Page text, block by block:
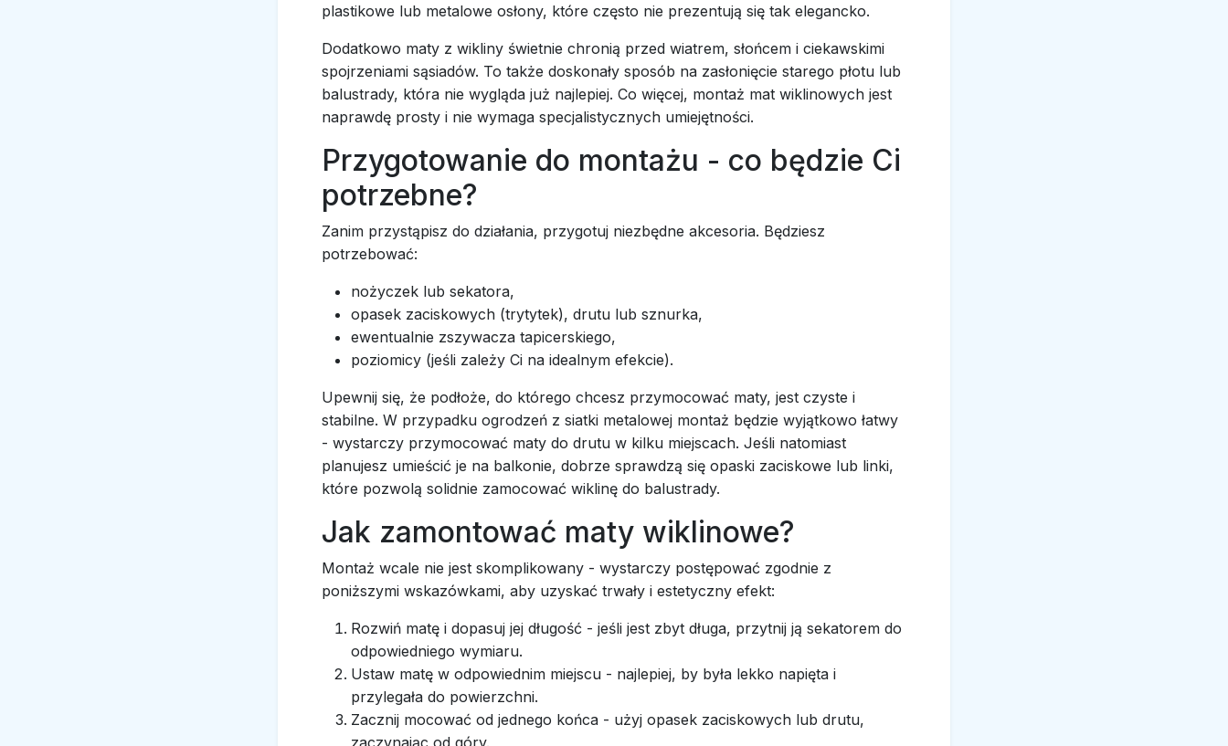
plastikowe lub metalowe osłony, które często nie prezentują się tak elegancko.
Dodatkowo maty z wikliny świetnie chronią przed wiatrem, słońcem i ciekawskimi
spojrzeniami sąsiadów. To także doskonały sposób na zasłonięcie starego płotu lub
balustrady, która nie wygląda już najlepiej. Co więcej, montaż mat wiklinowych jest
naprawdę prosty i nie wymaga specjalistycznych umiejętności.
Przygotowanie do montażu - co będzie Ci
potrzebne?
Zanim przystąpisz do działania, przygotuj niezbędne akcesoria. Będziesz
potrzebować:
nożyczek lub sekatora,
opasek zaciskowych (trytytek), drutu lub sznurka,
ewentualnie zszywacza tapicerskiego,
poziomicy (jeśli zależy Ci na idealnym efekcie).
Upewnij się, że podłoże, do którego chcesz przymocować maty, jest czyste i
stabilne. W przypadku ogrodzeń z siatki metalowej montaż będzie wyjątkowo łatwy
- wystarczy przymocować maty do drutu w kilku miejscach. Jeśli natomiast
planujesz umieścić je na balkonie, dobrze sprawdzą się opaski zaciskowe lub linki,
które pozwolą solidnie zamocować wiklinę do balustrady.
Jak zamontować maty wiklinowe?
Montaż wcale nie jest skomplikowany - wystarczy postępować zgodnie z
poniższymi wskazówkami, aby uzyskać trwały i estetyczny efekt:
Rozwiń matę i dopasuj jej długość - jeśli jest zbyt długa, przytnij ją sekatorem do
odpowiedniego wymiaru.
Ustaw matę w odpowiednim miejscu - najlepiej, by była lekko napięta i
przylegała do powierzchni.
Zacznij mocować od jednego końca - użyj opasek zaciskowych lub drutu,
zaczynając od góry.